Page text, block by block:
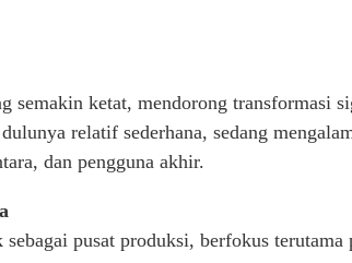
semakin ketat, mendorong transformasi
relatif sederhana, sedang
dan pengguna akhir.
pusat produksi, berfokus